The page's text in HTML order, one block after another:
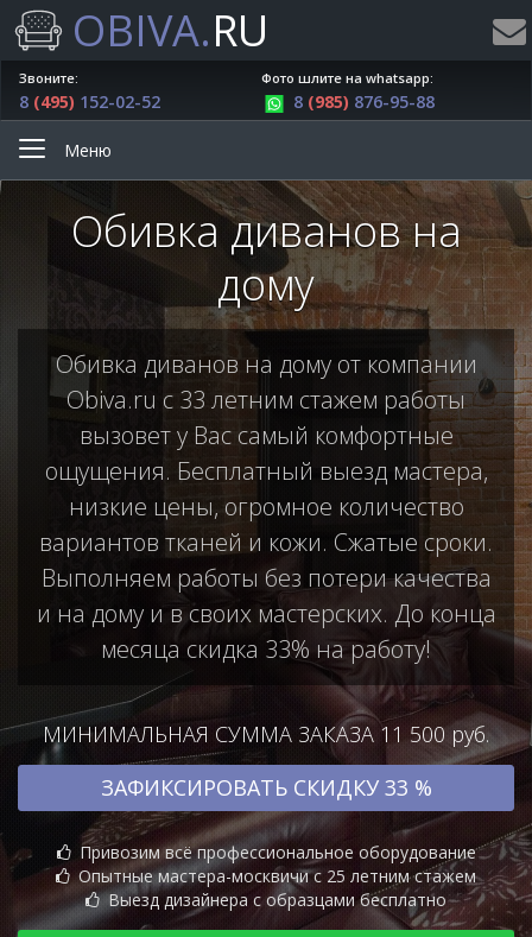
OBIVA.RU
Звоните:
8 (495) 152-02-52
Фото шлите на whatsapp:
8 (985) 876-95-88
Меню
Обивка диванов на
дому
Обивка диванов на дому от компании
Obiva.ru с 33 летним стажем работы
вызовет у Вас самый комфортные
ощущения. Бесплатный выезд мастера,
низкие цены, огромное количество
вариантов тканей и кожи. Сжатые сроки.
Выполняем работы без потери качества
и на дому и в своих мастерских. До конца
месяца скидка 33% на работу!
МИНИМАЛЬНАЯ СУММА ЗАКАЗА 11 500 руб.
ЗАФИКСИРОВАТЬ СКИДКУ 33 %
Привозим всё профессиональное оборудование
Опытные мастера-москвичи с 25 летним стажем
Выезд дизайнера с образцами бесплатно